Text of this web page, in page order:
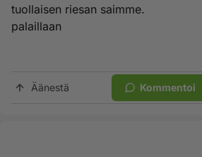
tuollaisen riesan saimme.
palaillaan
Äänestä Kommentoi